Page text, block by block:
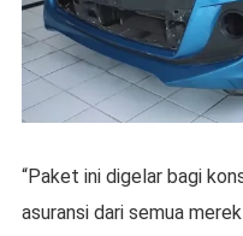
“Paket ini digelar bagi
asuransi dari semua